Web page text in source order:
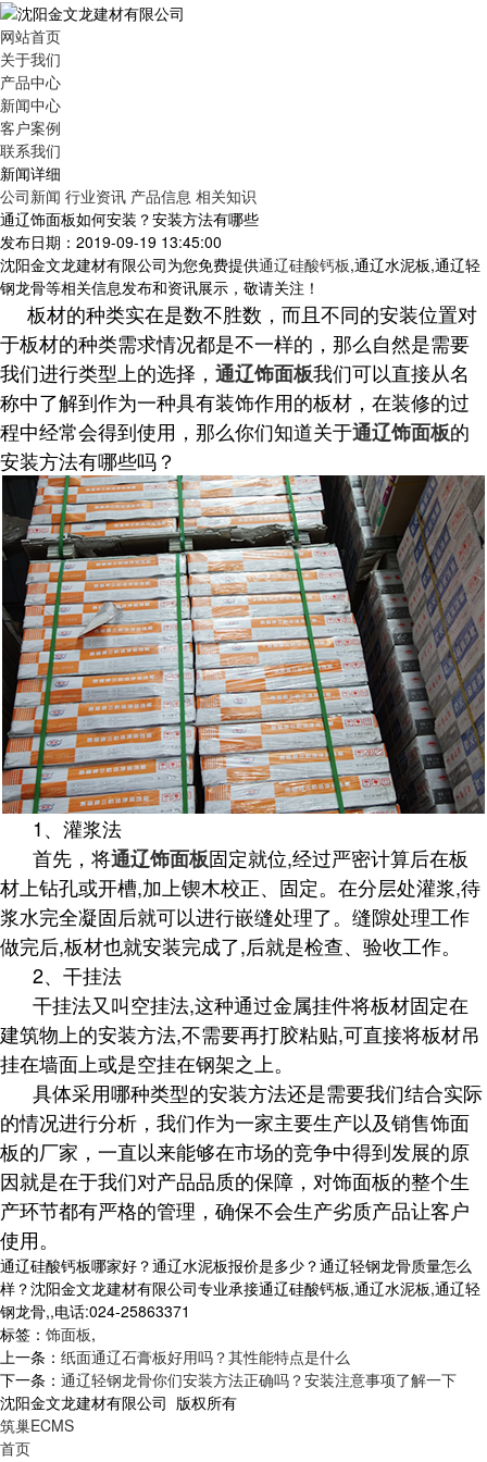
网站首页
关于我们
产品中心
新闻中心
客户案例
联系我们
新闻详细
公司新闻 行业资讯 产品信息 相关知识
通辽饰面板如何安装？安装方法有哪些
发布日期：2019-09-19 13:45:00
沈阳金文龙建材有限公司为您免费提供通辽硅酸钙板,通辽水泥板,通辽轻
钢龙骨等相关信息发布和资讯展示，敬请关注！
板材的种类实在是数不胜数，而且不同的安装位置对
于板材的种类需求情况都是不一样的，那么自然是需要
我们进行类型上的选择， 通辽饰面板我们可以直接从名
称中了解到作为一种具有装饰作用的板材，在装修的过
程中经常会得到使用，那么你们知道关于通辽饰面板的
安装方法有哪些吗？
1、灌浆法
首先，将通辽饰面板固定就位,经过严密计算后在板
材上钻孔或开槽,加上锲木校正、固定。在分层处灌浆,待
浆水完全凝固后就可以进行嵌缝处理了。缝隙处理工作
做完后,板材也就安装完成了,后就是检查、验收工作。
2、干挂法
干挂法又叫空挂法,这种通过金属挂件将板材固定在
建筑物上的安装方法,不需要再打胶粘贴,可直接将板材吊
挂在墙面上或是空挂在钢架之上。
具体采用哪种类型的安装方法还是需要我们结合实际
的情况进行分析，我们作为一家主要生产以及销售饰面
板的厂家，一直以来能够在市场的竞争中得到发展的原
因就是在于我们对产品品质的保障，对饰面板的整个生
产环节都有严格的管理，确保不会生产劣质产品让客户
使用。
通辽硅酸钙板哪家好？通辽水泥板报价是多少？通辽轻钢龙骨质量怎么
样？沈阳金文龙建材有限公司专业承接通辽硅酸钙板,通辽水泥板,通辽轻
钢龙骨,,电话:024-25863371
标签： 饰面板,
上一条： 纸面通辽石膏板好用吗？其性能特点是什么
下一条： 通辽轻钢龙骨你们安装方法正确吗？安装注意事项了解一下
沈阳金文龙建材有限公司 版权所有
筑巢ECMS
首页